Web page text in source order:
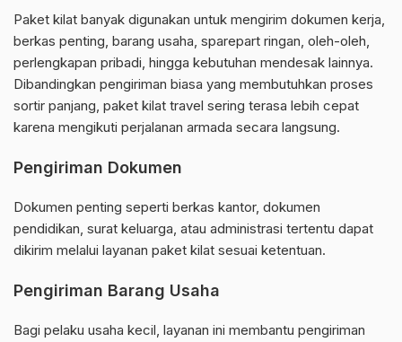
Paket kilat banyak digunakan untuk mengirim dokumen kerja,
berkas penting, barang usaha, sparepart ringan, oleh-oleh,
perlengkapan pribadi, hingga kebutuhan mendesak lainnya.
Dibandingkan pengiriman biasa yang membutuhkan proses
sortir panjang, paket kilat travel sering terasa lebih cepat
karena mengikuti perjalanan armada secara langsung.
Pengiriman Dokumen
Dokumen penting seperti berkas kantor, dokumen
pendidikan, surat keluarga, atau administrasi tertentu dapat
dikirim melalui layanan paket kilat sesuai ketentuan.
Pengiriman Barang Usaha
Bagi pelaku usaha kecil, layanan ini membantu pengiriman